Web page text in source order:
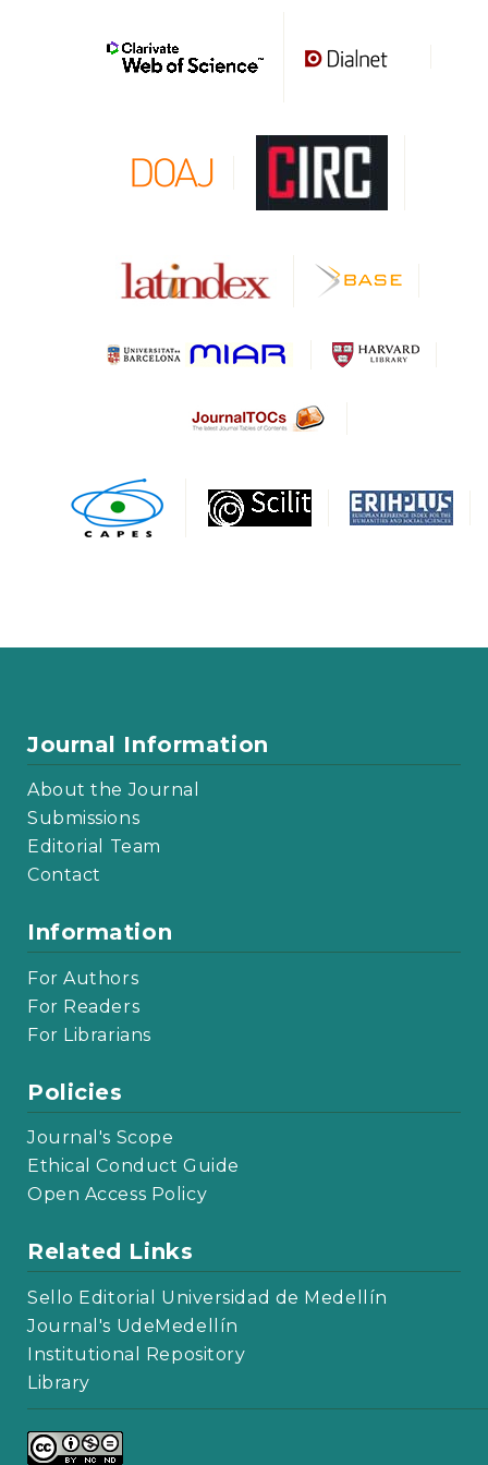
Journal Information
About the Journal
Submissions
Editorial Team
Contact
Information
For Authors
For Readers
For Librarians
Policies
Journal's Scope
Ethical Conduct Guide
Open Access Policy
Related Links
Sello Editorial Universidad de Medellín
Journal's UdeMedellín
Institutional Repository
Library